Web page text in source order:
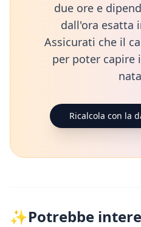
due ore e
dall'ora esatta
Assicurati che il
per poter capire
Ricalcola con la
✨Potrebbe